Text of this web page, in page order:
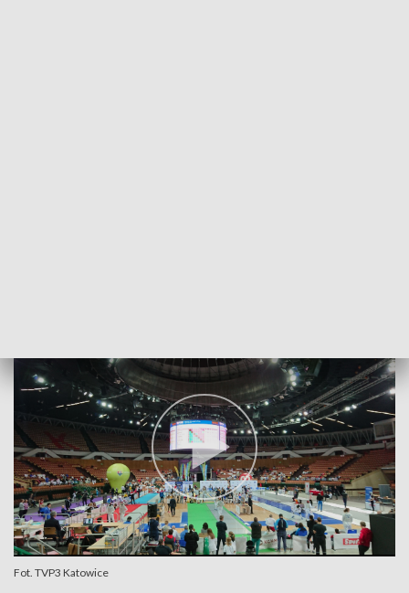
Fot. TVP3 Katowice